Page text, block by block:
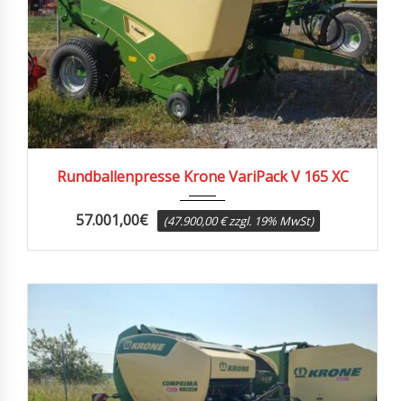
Rundballenpresse Krone VariPack V 165 XC
57.001,00€ (47.900,00 € zzgl. 19% MwSt)